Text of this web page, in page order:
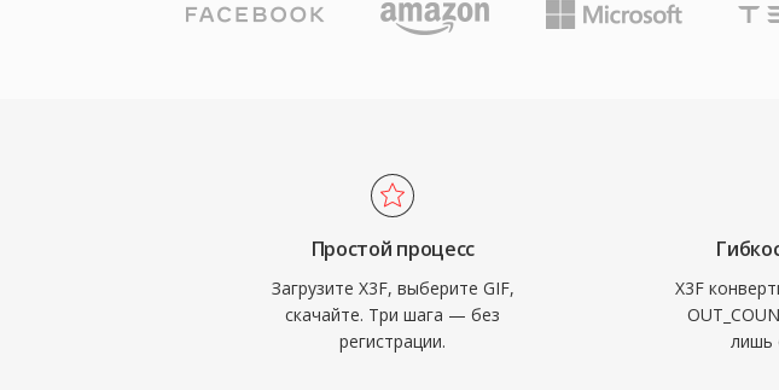
Простой процесс
Загрузите X3F, выберите GIF,
скачайте. Три шага — без
регистрации.
X3F
лишь